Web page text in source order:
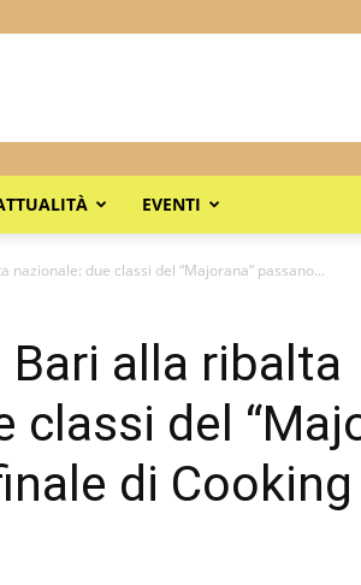
EVENTI
nazionale: due classi del “Majorana” passano...
alla ribalta
classi del
di Cooking